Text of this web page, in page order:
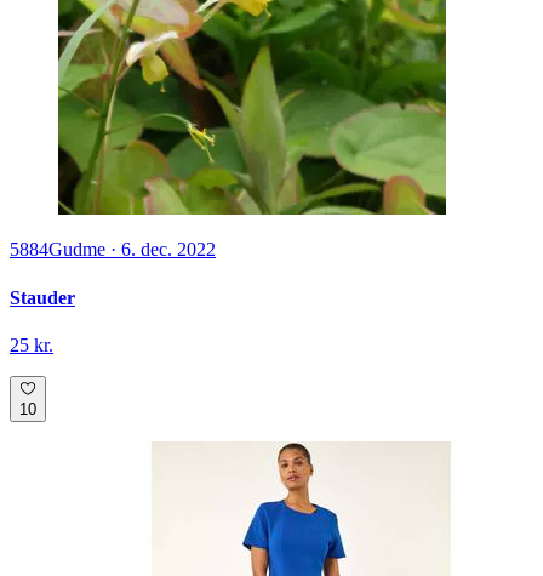
5884Gudme · 6. dec. 2022
Stauder
25 kr.
10